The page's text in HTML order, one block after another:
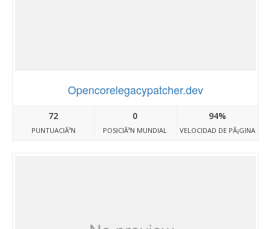
Opencorelegacypatcher.dev
72
PUNTUACIÃ³N
0
POSICIÃ³N MUNDIAL
94%
VELOCIDAD DE PÃ¡GINA